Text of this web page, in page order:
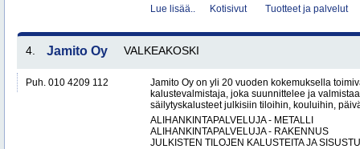
Lue lisää..
Kotisivut Tuotteet ja palvelut
4. Jamito Oy VALKEAKOSKI
Puh. 010 4209 112
Jamito Oy on yli 20 vuoden kokemuksella
kalustevalmistaja, joka suunnittelee ja
säilytyskalusteet julkisiin tiloihin, kouluihin,
ALIHANKINTAPALVELUJA - METALLI
ALIHANKINTAPALVELUJA - RAKENNUS
JULKISTEN TILOJEN KALUSTEITA JA